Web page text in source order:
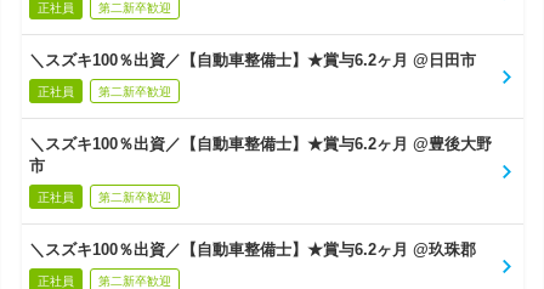
正社員 第二新卒歓迎
＼スズキ100％出資／【自動車整備士】★賞与6.2ヶ月 @日田市
正社員 第二新卒歓迎
＼スズキ100％出資／【自動車整備士】★賞与6.2ヶ月 @豊後大野
市
正社員 第二新卒歓迎
＼スズキ100％出資／【自動車整備士】★賞与6.2ヶ月 @玖珠郡
正社員 第二新卒歓迎